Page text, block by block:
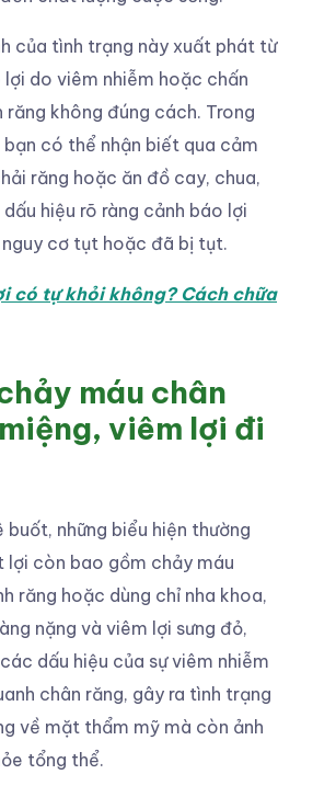
của tình trạng này xuất phát từ
do viêm nhiễm hoặc chấn
răng không đúng cách. Trong
bạn có thể nhận biết qua cảm
răng hoặc ăn đồ cay, chua,
hiệu rõ ràng cảnh báo lợi
cơ tụt hoặc đã bị tụt.
có tự khỏi không? Cách chữa
máu chân
viêm lợi đi
những biểu hiện thường
lợi còn bao gồm chảy máu
răng hoặc dùng chỉ nha khoa,
nặng và viêm lợi sưng đỏ,
dấu hiệu của sự viêm nhiễm
chân răng, gây ra tình trạng
về mặt thẩm mỹ mà còn ảnh
tổng thể.